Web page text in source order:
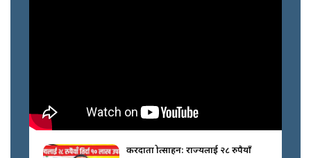
करदाता प्रोत्साहन: राज्यलाई २८ रुपैयाँ